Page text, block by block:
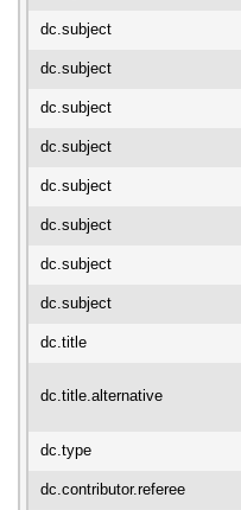
dc.subject
dc.subject
dc.subject
dc.subject
dc.subject
dc.subject
dc.subject
dc.subject
dc.title
dc.title.alternative
dc.type
dc.contributor.referee